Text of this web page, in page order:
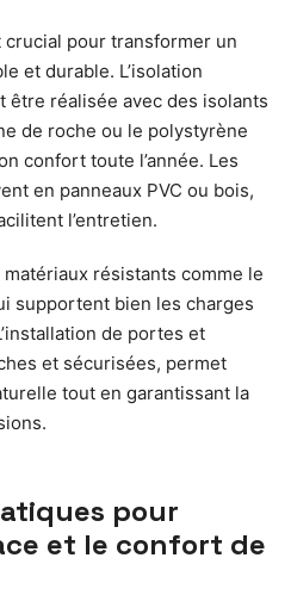
pour transformer un
et durable. L’isolation
réalisée avec des isolants
de roche ou le polystyrène
confort toute l’année. Les
en panneaux PVC ou bois,
l’entretien.
résistants comme le
supportent bien les charges
de portes et
et sécurisées, permet
tout en garantissant la
pour
et le confort de